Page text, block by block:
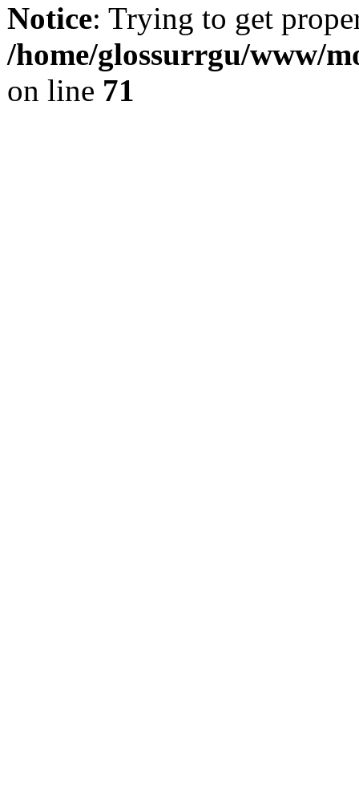
Notice: Trying to get
/home/glossurrgu/www/
on line 71